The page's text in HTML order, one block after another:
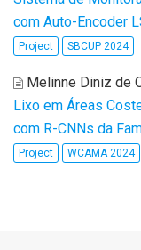
com Auto-Encoder
Project SBCUP 2024
Melinne Diniz de
Lixo em Áreas
com R-CNNs da
Project WCAMA 2024